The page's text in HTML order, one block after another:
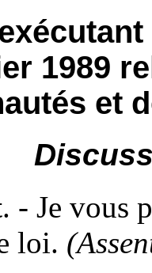
1989
et
. - Je vous
loi.